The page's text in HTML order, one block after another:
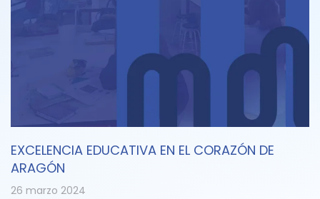
EXCELENCIA EDUCATIVA EN EL CORAZÓN DE
ARAGÓN
26 marzo 2024